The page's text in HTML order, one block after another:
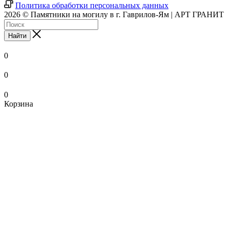
Политика обработки персональных данных
2026 © Памятники на могилу в г. Гаврилов-Ям | АРТ ГРАНИТ
Найти
0
0
0
Корзина